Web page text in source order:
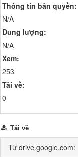
Thông tin bản quyền:
N/A
Dung lượng:
N/A
Xem:
253
Tải về:
0
Tải về
Từ drive.google.com: